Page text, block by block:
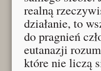
realną
działanie, to
do pragnień
eutanazji
które nie liczą